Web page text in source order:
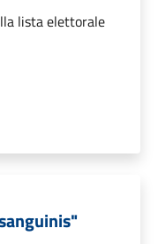
lista elettorale